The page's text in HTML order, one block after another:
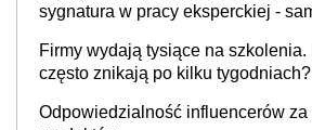
sygnatura w pracy eksperckiej -
Firmy wydają tysiące na
często znikają po kilku tygodniach?
Odpowiedzialność influencerów